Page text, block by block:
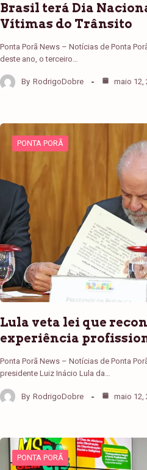
Brasil terá Dia
Vítimas do Trânsito
Ponta Porã News – Notícias de Ponta
deste ano, o terceiro…
By RodrigoDobre maio 12,
PONTA PORÃ
Lula veta lei que
experiência
Ponta Porã News – Notícias de Ponta
presidente Luiz Inácio Lula da…
By RodrigoDobre maio 12,
PONTA PORÃ